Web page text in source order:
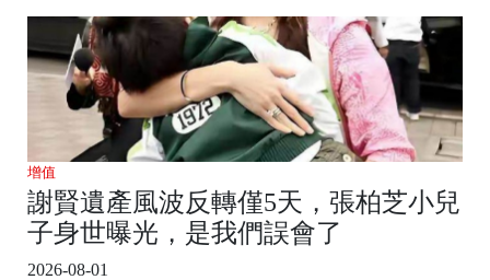
增值
謝賢遺產風波反轉僅5天，張柏芝小兒
子身世曝光，是我們誤會了
2026-08-01